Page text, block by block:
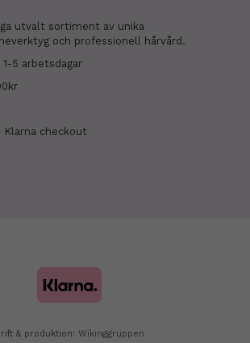
utvalt sortiment av unika
och professionell hårvård.
5 arbetsdagar
checkout
& produktion: Wikinggruppen